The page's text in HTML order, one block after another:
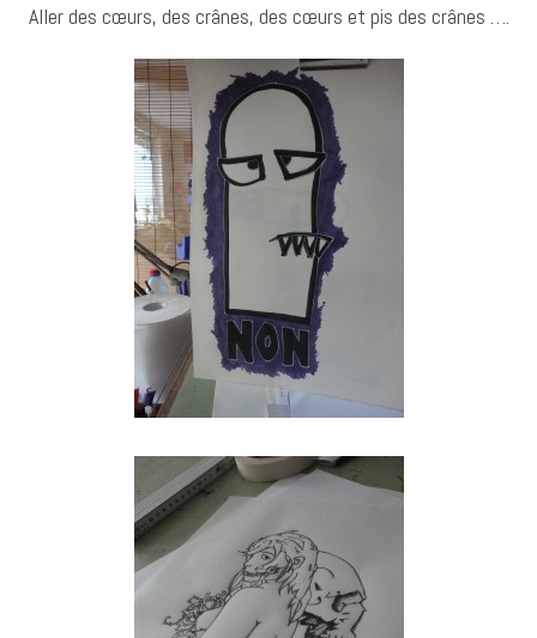
Aller des cœurs, des crânes, des cœurs et pis des crânes ….